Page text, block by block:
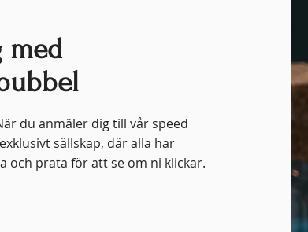
med
du anmäler dig till vår speed
sällskap, där alla har
och prata för att se om ni klickar.